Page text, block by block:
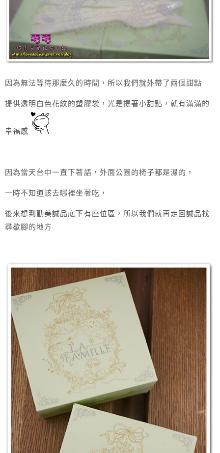
因為無法等待那麼久的時間，所以我們就外帶了兩個甜點
提供透明白色花紋的塑膠袋，光是提著小甜點，就有滿滿的
幸福感
因為當天台中一直下著語，外面公園的椅子都是濕的，
一時不知道該去哪裡坐著吃，
後來想到勤美誠品底下有座位區，所以我們就再走回誠品找
尋歇腳的地方